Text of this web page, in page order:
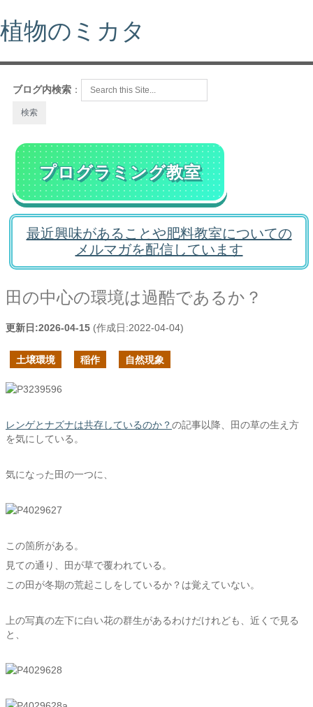
植物のミカタ
ブログ内検索 ：
プログラミング教室
最近興味があることや肥料教室についての
メルマガを配信しています
田の中心の環境は過酷であるか？
更新日:2026-04-15 (作成日:2022-04-04)
土壌環境 稲作 自然現象
レンゲとナズナは共存しているのか？の記事以降、田の草の生え方
を気にしている。
気になった田の一つに、
この箇所がある。
見ての通り、田が草で覆われている。
この田が冬期の荒起こしをしているか？は覚えていない。
上の写真の左下に白い花の群生があるわけだけれども、近くで見る
と、